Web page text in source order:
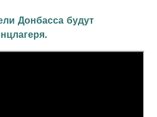
Донбасса будут